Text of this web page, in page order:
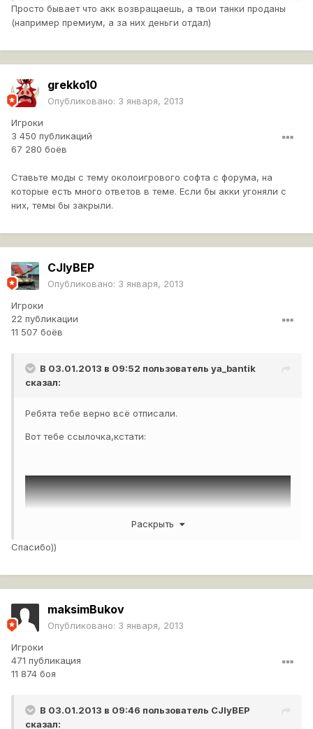
Просто бывает что акк возвращаешь, а твои танки проданы
(например премиум, а за них деньги отдал)
grekko10
Опубликовано: 3 января, 2013
Игроки
3 450 публикаций
67 280 боёв
Ставьте моды с тему околоигрового софта с форума, на
которые есть много ответов в теме. Если бы акки угоняли с
них, темы бы закрыли.
CJIyBEP
Опубликовано: 3 января, 2013
Игроки
22 публикации
11 507 боёв
В 03.01.2013 в 09:52 пользователь ya_bantik
сказал:
Ребята тебе верно всё отписали.
Вот тебе ссылочка,кстати:
Раскрыть
Спасибо))
maksimBukov
Опубликовано: 3 января, 2013
Игроки
471 публикация
11 874 боя
В 03.01.2013 в 09:46 пользователь CJIyBEP
сказал: